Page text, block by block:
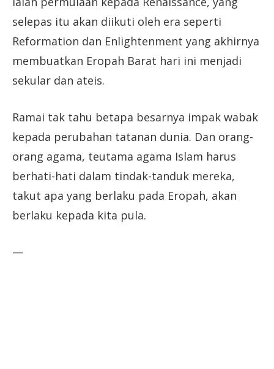
selepas itu akan diikuti oleh era seperti
Reformation dan Enlightenment yang akhirnya
membuatkan Eropah Barat hari ini menjadi
sekular dan ateis.
Ramai tak tahu betapa besarnya impak wabak
kepada perubahan tatanan dunia. Dan orang-
orang agama, teutama agama Islam harus
berhati-hati dalam tindak-tanduk mereka,
takut apa yang berlaku pada Eropah, akan
berlaku kepada kita pula.
—